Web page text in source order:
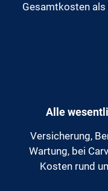
Gesamtkosten
Alle
Versicherung,
Wartung, bei
Kosten rund